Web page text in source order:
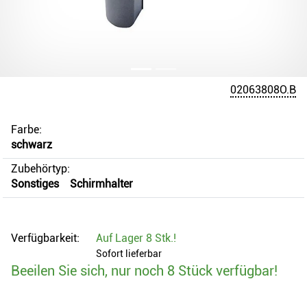
02063808O.B
Farbe:
schwarz
Zubehörtyp:
Sonstiges
Schirmhalter
Verfügbarkeit: Auf Lager 8 Stk.!
Sofort lieferbar
Beeilen Sie sich, nur noch 8 Stück verfügbar!